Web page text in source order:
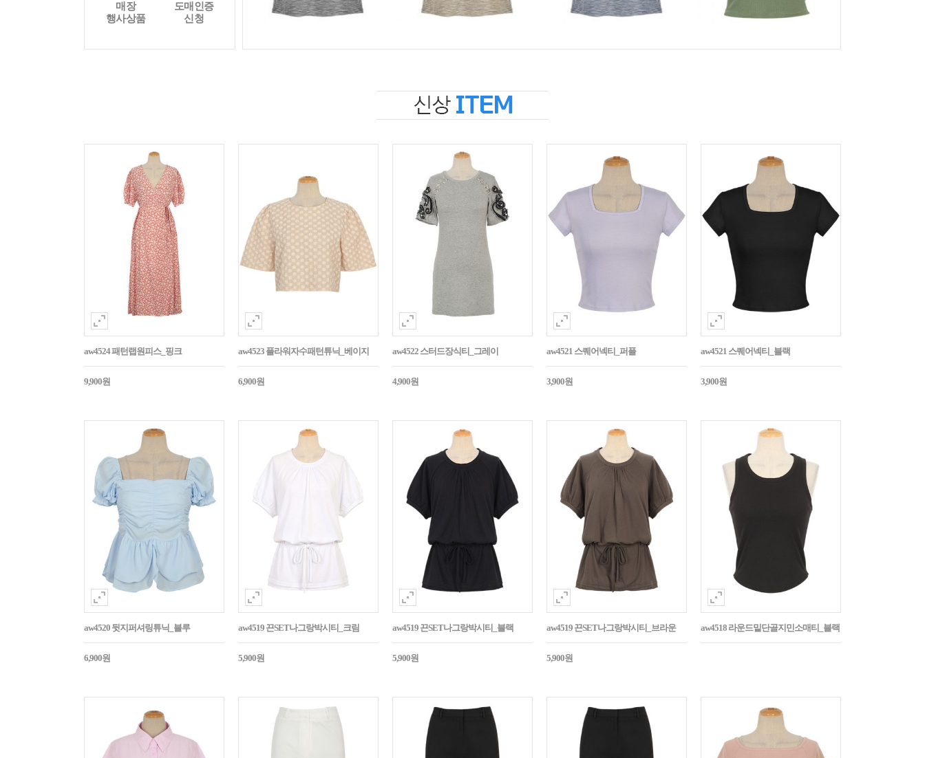
매장
행사상품
도매인증
신청
aw4524 패턴랩원피스_핑크
9,900원
aw4523 플라워자수패턴튜닉_베이지
6,900원
aw4522 스터드장식티_그레이
4,900원
aw4521 스퀘어넥티_퍼플
3,900원
aw4521 스퀘어넥티_블랙
3,900원
aw4520 뒷지퍼셔링튜닉_블루
6,900원
aw4519 끈SET나그랑박시티_크림
5,900원
aw4519 끈SET나그랑박시티_블랙
5,900원
aw4519 끈SET나그랑박시티_브라운
5,900원
aw4518 라운드밑단골지민소매티_블랙